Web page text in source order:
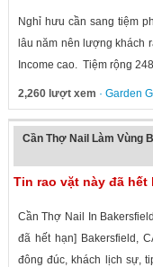
Nghỉ hưu cần sang tiệm
lâu năm nên lượng khách
Income cao. Tiệm rộng
2,260 lượt xem · Garden
Cần Thợ Nail Làm Vùng
Tin rao vặt này đã hết
Cần Thợ Nail In
đã hết hạn] Bakersfield,
đông đúc, khách lịch sự,